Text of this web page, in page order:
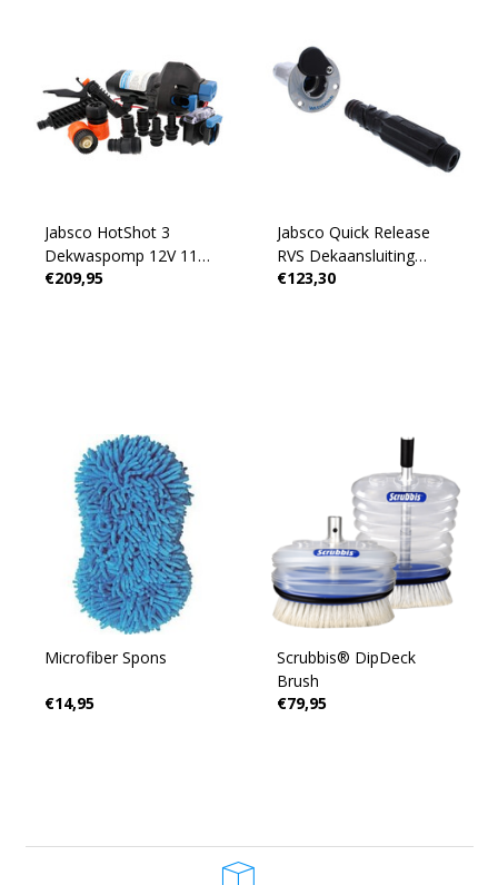
Jabsco HotShot 3
Dekwaspomp 12V 11
l/m 50 psi
€209,95
Jabsco Quick Release
RVS Dekaansluiting
compleet
€123,30
Microfiber Spons
€14,95
Scrubbis® DipDeck
Brush
€79,95